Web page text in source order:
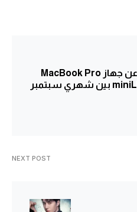
ابل تكشف عن جهاز MacBook Pro
بشاشة miniLED بين شهري سبتمبر
NEXT POST